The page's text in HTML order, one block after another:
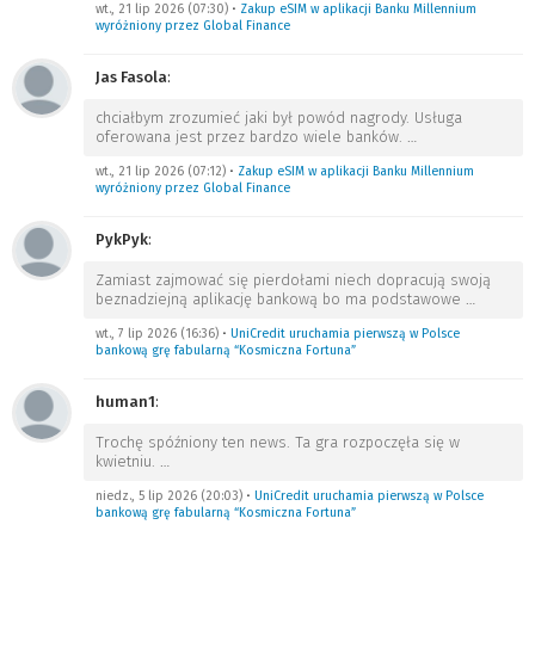
wt., 21 lip 2026 (07:30) • Zakup eSIM w aplikacji Banku Millennium
wyróżniony przez Global Finance
Jas Fasola:
chciałbym zrozumieć jaki był powód nagrody. Usługa
oferowana jest przez bardzo wiele banków. …
wt., 21 lip 2026 (07:12) • Zakup eSIM w aplikacji Banku Millennium
wyróżniony przez Global Finance
PykPyk:
Zamiast zajmować się pierdołami niech dopracują swoją
beznadziejną aplikację bankową bo ma podstawowe …
wt., 7 lip 2026 (16:36) • UniCredit uruchamia pierwszą w Polsce
bankową grę fabularną “Kosmiczna Fortuna”
human1:
Trochę spóźniony ten news. Ta gra rozpoczęła się w
kwietniu. …
niedz., 5 lip 2026 (20:03) • UniCredit uruchamia pierwszą w Polsce
bankową grę fabularną “Kosmiczna Fortuna”